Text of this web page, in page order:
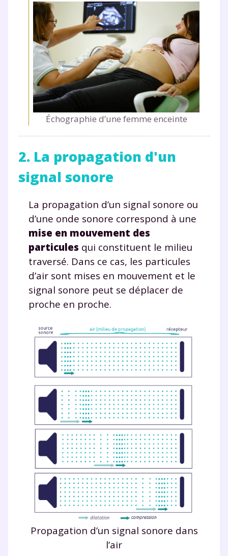
Échographie d’une femme enceinte
2. La propagation d'un
signal sonore
La propagation d’un signal sonore ou
d’une onde sonore correspond à une
mise en mouvement des
particules qui constituent le milieu
traversé. Dans ce cas, les particules
d’air sont mises en mouvement et le
signal sonore peut se déplacer de
proche en proche.
Propagation d’un signal sonore dans
l’air